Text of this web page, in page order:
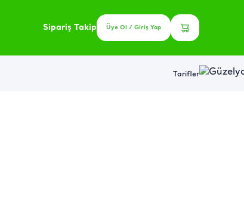
Sipariş Takip Üye Ol / Giriş Yap
Tarifler